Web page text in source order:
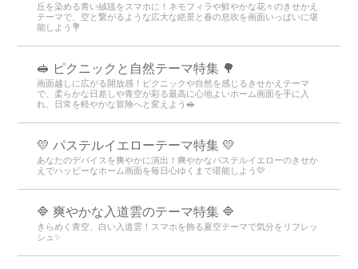
丘を染める青い絨毯をスマホに！ネモフィラや鮮やかな花々のきせかえ
テーマで、空と繋がるような広大な絶景と春の息吹を画面いっぱいに堪
能しよう💐
🥪 ピクニックと自然テーマ特集 🌳
画面越しに広がる開放感！ピクニックや自然を感じるきせかえテーマ
で、柔らかな日差しや青空が彩る最高に心地よいホーム画面を手に入
れ、日常を軽やかな冒険へと変えよう🥪
💛 パステルイエローテーマ特集 💛
あなたのデバイスを爽やかに演出！爽やかなパステルイエローのきせか
えでハッピーなホーム画面を毎日心ゆくまで堪能しよう💛
🔷 爽やかな入道雲のテーマ特集 🔷
きらめく青空、白い入道雲！スマホを飾る夏空テーマで気分をリフレッ
シュ✨